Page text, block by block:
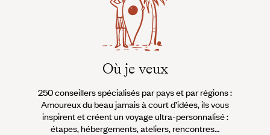
Où je veux
250 conseillers spécialisés par pays et par régions :
Amoureux du beau jamais à court d’idées, ils vous
inspirent et créent un voyage ultra-personnalisé :
étapes, hébergements, ateliers, rencontres…